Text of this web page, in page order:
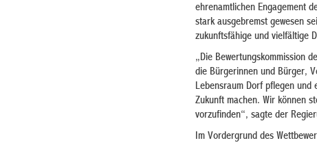
ehrenamtlichen Engagement
stark ausgebremst gewesen
zukunftsfähige und vielfältige
„Die Bewertungskommission
die Bürgerinnen und Bürger,
Lebensraum Dorf pflegen
Zukunft machen. Wir können
vorzufinden“, sagte der
Im Vordergrund des